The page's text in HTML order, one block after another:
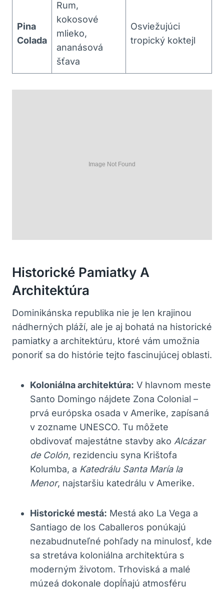
Pina
Colada
Rum,
kokosové
mlieko,
ananásová
šťava
Osviežujúci
tropický koktejl
Historické Pamiatky A
Architektúra
Dominikánska republika nie je len krajinou
nádherných pláží, ale je aj bohatá na historické
pamiatky a architektúru, ktoré vám umožnia
ponoriť sa do histórie tejto fascinujúcej oblasti.
Koloniálna architektúra: V hlavnom meste
Santo Domingo nájdete Zona Colonial –
prvá európska osada v Amerike, zapísaná
v zozname UNESCO. Tu môžete
obdivovať majestátne stavby ako Alcázar
de Colón, rezidenciu syna Krištofa
Kolumba, a Katedrálu Santa María la
Menor, najstaršiu katedrálu v Amerike.
Historické mestá: Mestá ako La Vega a
Santiago de los Caballeros ponúkajú
nezabudnuteľné pohľady na minulosť, kde
sa stretáva koloniálna architektúra s
moderným životom. Trhoviská a malé
múzeá dokonale dopĺňajú atmosféru